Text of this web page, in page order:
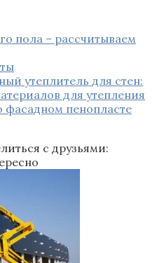
пола – рассчитываем
утеплитель для стен:
для утепления
фасадном пенопласте
с друзьями: